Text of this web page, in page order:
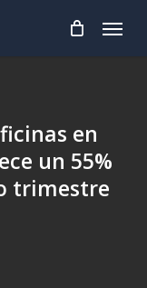
en
un 55%
trimestre